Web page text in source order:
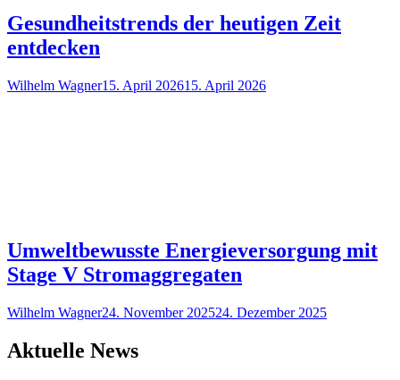
Gesundheitstrends der heutigen Zeit
entdecken
Wilhelm Wagner15. April 202615. April 2026
Umweltbewusste Energieversorgung mit
Stage V Stromaggregaten
Wilhelm Wagner24. November 202524. Dezember 2025
Aktuelle News